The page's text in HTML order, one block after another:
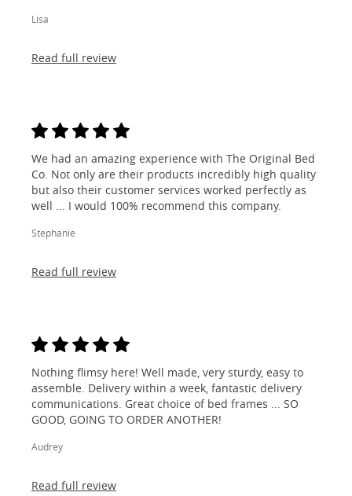
Lisa
Read full review
We had an amazing experience with The Original Bed
Co. Not only are their products incredibly high quality
but also their customer services worked perfectly as
well ... I would 100% recommend this company.
Stephanie
Read full review
Nothing flimsy here! Well made, very sturdy, easy to
assemble. Delivery within a week, fantastic delivery
communications. Great choice of bed frames ... SO
GOOD, GOING TO ORDER ANOTHER!
Audrey
Read full review